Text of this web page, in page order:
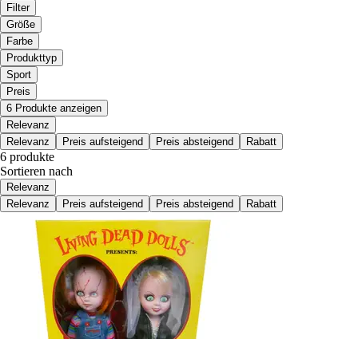
Filter
Größe
Farbe
Produkttyp
Sport
Preis
6 Produkte anzeigen
Relevanz
Relevanz
Preis aufsteigend Preis absteigend Rabatt
6 produkte
Sortieren nach
Relevanz
Relevanz
Preis aufsteigend Preis absteigend Rabatt